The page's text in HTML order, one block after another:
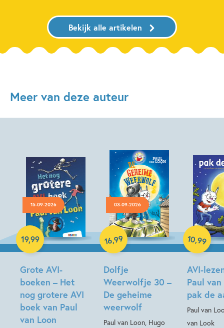
Bekijk alle artikelen
Meer van deze auteur
15-09-2026
Grote AVI-
boeken – Het
nog grotere AVI
boek van Paul
van Loon
19,99
Hardcover
03-09-2026
Dolfje
Weerwolfje 30 –
De geheime
weerwolf
Paul van Loon, Hugo
16,99
Hardcover
AVI-
Paul
pak de
Paul van
van Look
10,99
Hardcover